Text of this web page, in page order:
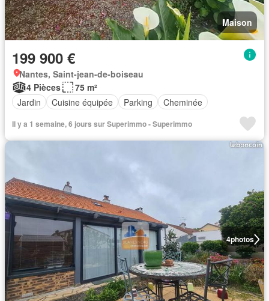
Maison
199 900 €
Nantes, Saint-jean-de-boiseau
4 Pièces
75 m²
Jardin
Cuisine équipée Parking Cheminée
Il y a 1 semaine, 6 jours sur Superimmo - Superimmo
4photos